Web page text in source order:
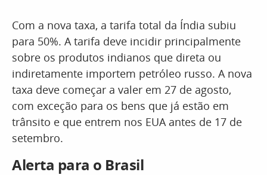
Com a nova taxa, a tarifa total da Índia subiu
para 50%. A tarifa deve incidir principalmente
sobre os produtos indianos que direta ou
indiretamente importem petróleo russo. A nova
taxa deve começar a valer em 27 de agosto,
com exceção para os bens que já estão em
trânsito e que entrem nos EUA antes de 17 de
setembro.
Alerta para o Brasil